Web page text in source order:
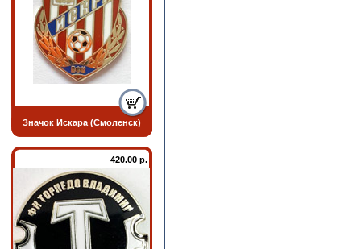
Значок Искара (Смоленск)
420.00 р.